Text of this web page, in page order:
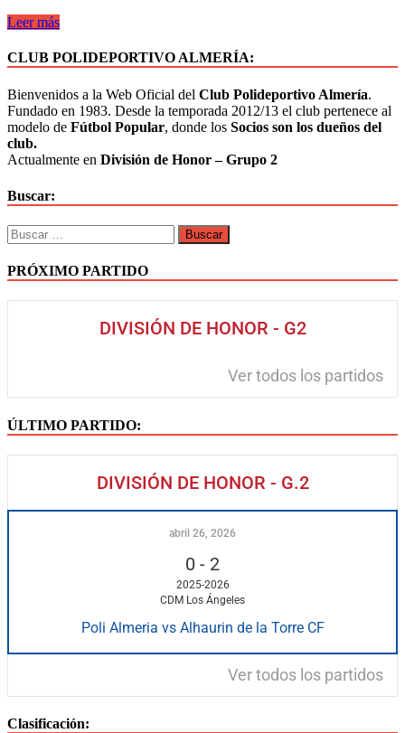
Leer más
CLUB POLIDEPORTIVO ALMERÍA:
Bienvenidos a la Web Oficial del Club Polideportivo Almería.
Fundado en 1983. Desde la temporada 2012/13 el club pertenece al
modelo de Fútbol Popular, donde los Socios son los dueños del
club.
Actualmente en División de Honor – Grupo 2
Buscar:
PRÓXIMO PARTIDO
DIVISIÓN DE HONOR - G2
Ver todos los partidos
ÚLTIMO PARTIDO:
DIVISIÓN DE HONOR - G.2
abril 26, 2026
0 - 2
2025-2026
CDM Los Ángeles
Poli Almeria vs Alhaurin de la Torre CF
Ver todos los partidos
Clasificación: